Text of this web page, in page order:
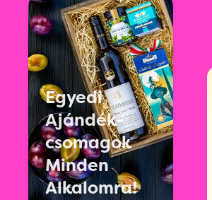
Egyedi
Ajándék-
csomagok
Minden
Alkalomra!